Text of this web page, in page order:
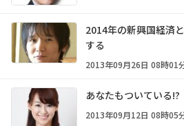
2014年の新興国経済
する
2013年09月26日 08時01
あなたもついている
2013年09月12日 08時05